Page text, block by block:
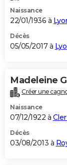
Naissance
22/01/1936 à
Décès
05/05/2017 à
Madeleine
Créer une
Naissance
07/12/1922 à
Décès
03/08/2013 à